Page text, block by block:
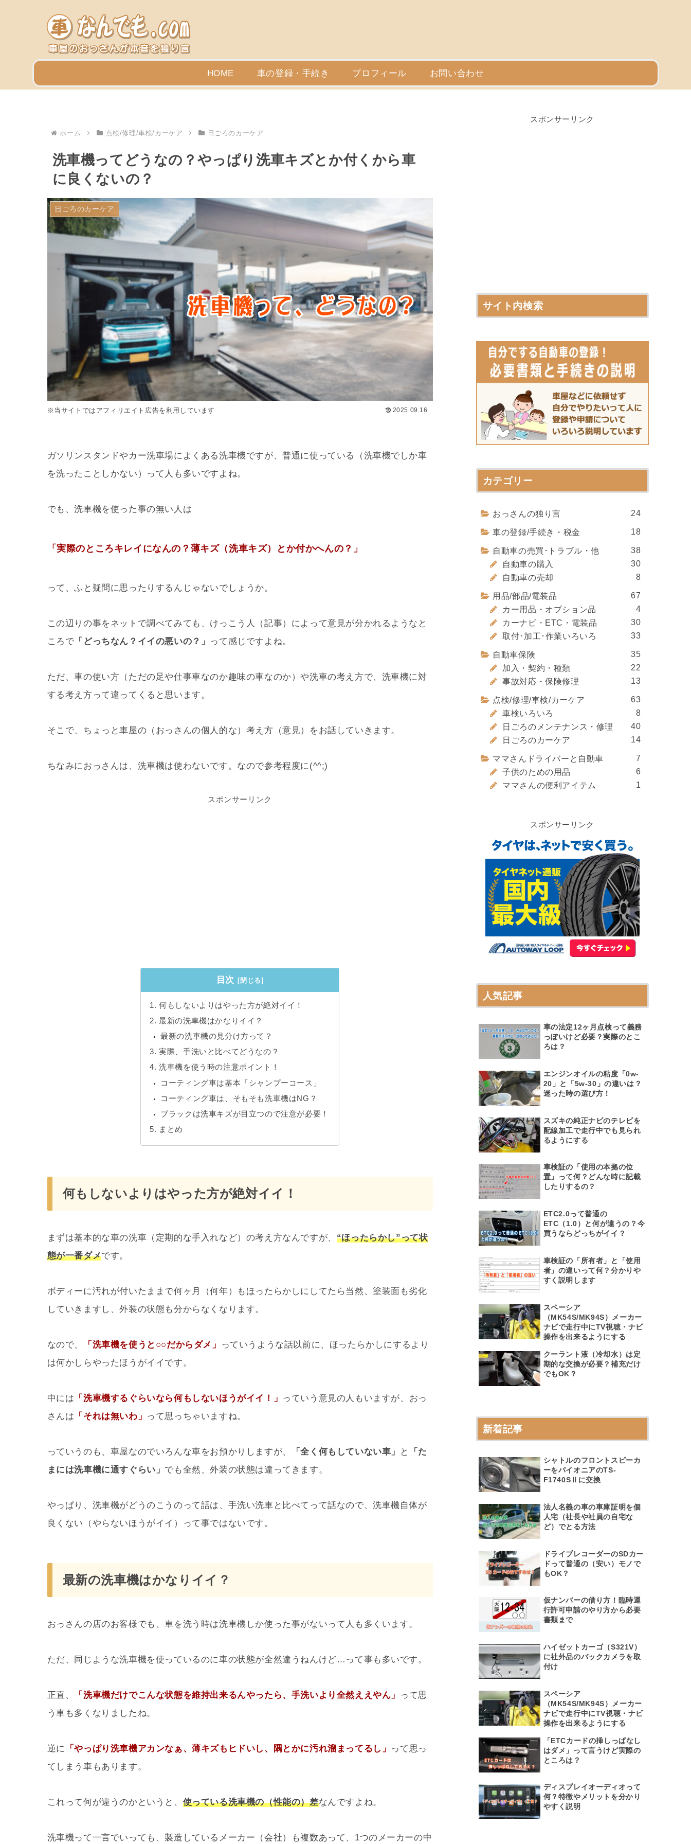
HOME 車の登録・手続き プロフィール お問い合わせ
ホーム 点検/修理/車検/カーケア 日ごろのカーケア
洗車機ってどうなの？やっぱり洗車キズとか付くから車
に良くないの？
日ごろのカーケア
2025.09.16
※当サイトではアフィリエイト広告を利用しています
ガソリンスタンドやカー洗車場によくある洗車機ですが、普通に使っている（洗車機でしか車
を洗ったことしかない）って人も多いですよね。
でも、洗車機を使った事の無い人は
「実際のところキレイになんの？薄キズ（洗車キズ）とか付かへんの？」
って、ふと疑問に思ったりするんじゃないでしょうか。
この辺りの事をネットで調べてみても、けっこう人（記事）によって意見が分かれるようなと
ころで 「どっちなん？イイの悪いの？」 って感じですよね。
ただ、車の使い方（ただの足や仕事車なのか趣味の車なのか）や洗車の考え方で、洗車機に対
する考え方って違ってくると思います。
そこで、ちょっと車屋の（おっさんの個人的な）考え方（意見）をお話していきます。
ちなみにおっさんは、洗車機は使わないです。なので参考程度に(^^;)
スポンサーリンク
目次
何もしないよりはやった方が絶対イイ！
最新の洗車機はかなりイイ？
最新の洗車機の見分け方って？
実際、手洗いと比べてどうなの？
洗車機を使う時の注意ポイント！
コーティング車は基本「シャンプーコース」
コーティング車は、そもそも洗車機はNG？
ブラックは洗車キズが目立つので注意が必要！
まとめ
何もしないよりはやった方が絶対イイ！
まずは基本的な車の洗車（定期的な手入れなど）の考え方なんですが、 “ほったらかし”って状
態が一番ダメです。
ボディーに汚れが付いたままで何ヶ月（何年）もほったらかしにしてたら当然、塗装面も劣化
していきますし、外装の状態も分からなくなります。
なので、 「洗車機を使うと○○だからダメ」
っていうような話以前に、ほったらかしにするより
は何かしらやったほうがイイです。
中には 「洗車機するぐらいなら何もしないほうがイイ！」 っていう意見の人もいますが、おっ
さんは 「それは無いわ」 って思っちゃいますね。
っていうのも、車屋なのでいろんな車をお預かりしますが、 「全く何もしていない車」 と
「た
まには洗車機に通すぐらい」 でも全然、外装の状態は違ってきます。
やっぱり、洗車機がどうのこうのって話は、手洗い洗車と比べてって話なので、洗車機自体が
良くない（やらないほうがイイ）って事ではないです。
最新の洗車機はかなりイイ？
おっさんの店のお客様でも、車を洗う時は洗車機しか使った事がないって人も多くいます。
ただ、同じような洗車機を使っているのに車の状態が全然違うねんけど…って事も多いです。
正直、 「洗車機だけでこんな状態を維持出来るんやったら、手洗いより全然ええやん」
って思
う車も多くなりましたね。
逆に 「やっぱり洗車機アカンなぁ、薄キズもヒドいし、隅とかに汚れ溜まってるし」 って思っ
てしまう車もあります。
これって何が違うのかというと、 使っている洗車機の（性能の）差なんですよね。
洗車機って一言でいっても、製造しているメーカー（会社）も複数あって、1つのメーカーの中
スポンサーリンク
サイト内検索
カテゴリー
おっさんの独り言 24
車の登録/手続き・税金 18
自動車の売買･トラブル・他
38
自動車の購入
30
自動車の売却
8
用品/部品/電装品
67
カー用品・オプション品
4
カーナビ・ETC・電装品
30
取付･加工･作業いろいろ
33
自動車保険
35
加入・契約・種類
22
事故対応・保険修理
13
点検/修理/車検/カーケア
63
車検いろいろ
8
日ごろのメンテナンス・修理
40
日ごろのカーケア
14
ママさんドライバーと自動車
7
子供のための用品
6
ママさんの便利アイテム
1
スポンサーリンク
人気記事
車の法定12ヶ月点検って義務
っぽいけど必要？実際のとこ
ろは？
エンジンオイルの粘度「0w-
20」と「5w-30」の違いは？
迷った時の選び方！
スズキの純正ナビのテレビを
配線加工で走行中でも見られ
るようにする
車検証の「使用の本拠の位
置」って何？どんな時に記載
したりするの？
ETC2.0って普通の
ETC（1.0）と何が違うの？今
買うならどっちがイイ？
車検証の「所有者」と「使用
者」の違いって何？分かりや
すく説明します
スペーシア
（MK54S/MK94S）メーカー
ナビで走行中にTV視聴・ナビ
操作を出来るようにする
クーラント液（冷却水）は定
期的な交換が必要？補充だけ
でもOK？
新着記事
シャトルのフロントスピーカ
ーをパイオニアのTS-
F1740SⅡに交換
法人名義の車の車庫証明を個
人宅（社長や社員の自宅な
ど）でとる方法
ドライブレコーダーのSDカー
ドって普通の（安い）モノで
もOK？
仮ナンバーの借り方！臨時運
行許可申請のやり方から必要
書類まで
ハイゼットカーゴ（S321V）
に社外品のバックカメラを取
付け
スペーシア
（MK54S/MK94S）メーカー
ナビで走行中にTV視聴・ナビ
操作を出来るようにする
「ETCカードの挿しっぱなし
はダメ」って言うけど実際の
ところは？
ディスプレイオーディオって
何？特徴やメリットを分かり
やすく説明